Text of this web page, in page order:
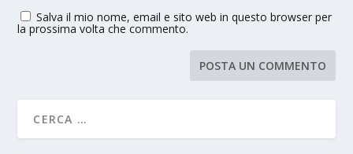
Salva il mio nome, email e sito web in questo browser per
la prossima volta che commento.